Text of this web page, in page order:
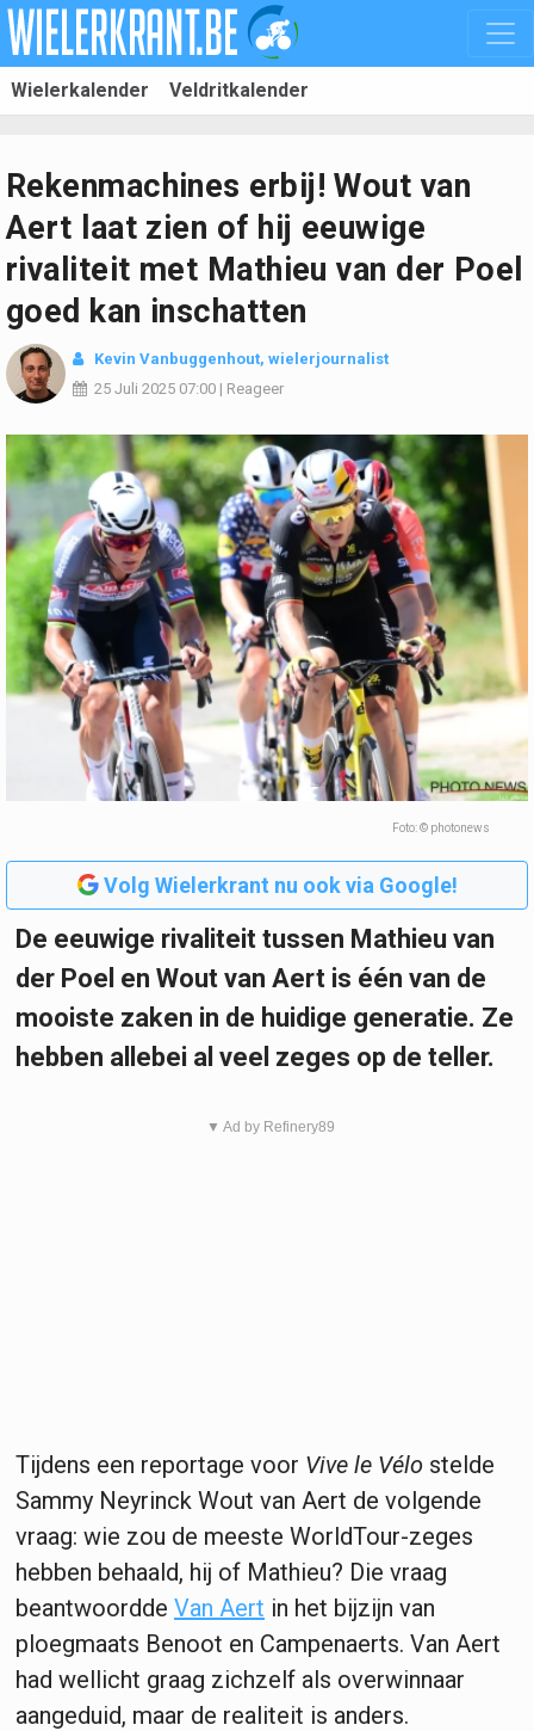
Wielerkalender Veldritkalender
Rekenmachines erbij! Wout van
Aert laat zien of hij eeuwige
rivaliteit met Mathieu van der Poel
goed kan inschatten
Kevin Vanbuggenhout, wielerjournalist
25 Juli 2025 07:00 | Reageer
Foto: © photonews
Volg Wielerkrant nu ook via Google!
De eeuwige rivaliteit tussen Mathieu van
der Poel en Wout van Aert is één van de
mooiste zaken in de huidige generatie. Ze
hebben allebei al veel zeges op de teller.
▼ Ad by Refinery89
Tijdens een reportage voor Vive le Vélo stelde
Sammy Neyrinck Wout van Aert de volgende
vraag: wie zou de meeste WorldTour-zeges
hebben behaald, hij of Mathieu? Die vraag
beantwoordde Van Aert in het bijzijn van
ploegmaats Benoot en Campenaerts. Van Aert
had wellicht graag zichzelf als overwinnaar
aangeduid, maar de realiteit is anders.